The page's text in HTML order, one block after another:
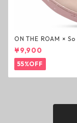
ON THE ROAM × So
ck Wino ライフスタ
ーズ ダーティーピン
ローム ジェイソンモ
スニーカー
¥9,900
55%OFF